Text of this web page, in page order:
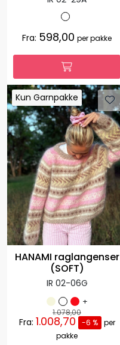
Fra: 598,00 per pakke
Kun Garnpakke
Kun Garnpakke
HANAMI raglangenser
(SOFT)
IR 02-06G
+
1.078,00
Fra: 1.008,70 -6 %
per
pakke